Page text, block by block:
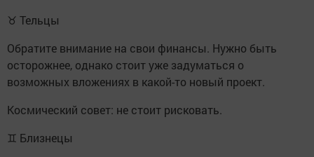
♉ Тельцы
Обратите внимание на свои финансы. Нужно быть
осторожнее, однако стоит уже задуматься о
возможных вложениях в какой-то новый проект.
Космический совет: не стоит рисковать.
♊ Близнецы